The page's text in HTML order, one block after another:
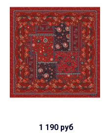
1 190 руб